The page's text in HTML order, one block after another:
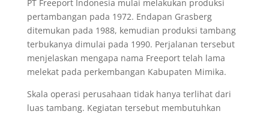
PT Freeport Indonesia mulai melakukan produksi
pertambangan pada 1972. Endapan Grasberg
ditemukan pada 1988, kemudian produksi tambang
terbukanya dimulai pada 1990. Perjalanan tersebut
menjelaskan mengapa nama Freeport telah lama
melekat pada perkembangan Kabupaten Mimika.
Skala operasi perusahaan tidak hanya terlihat dari
luas tambang. Kegiatan tersebut membutuhkan